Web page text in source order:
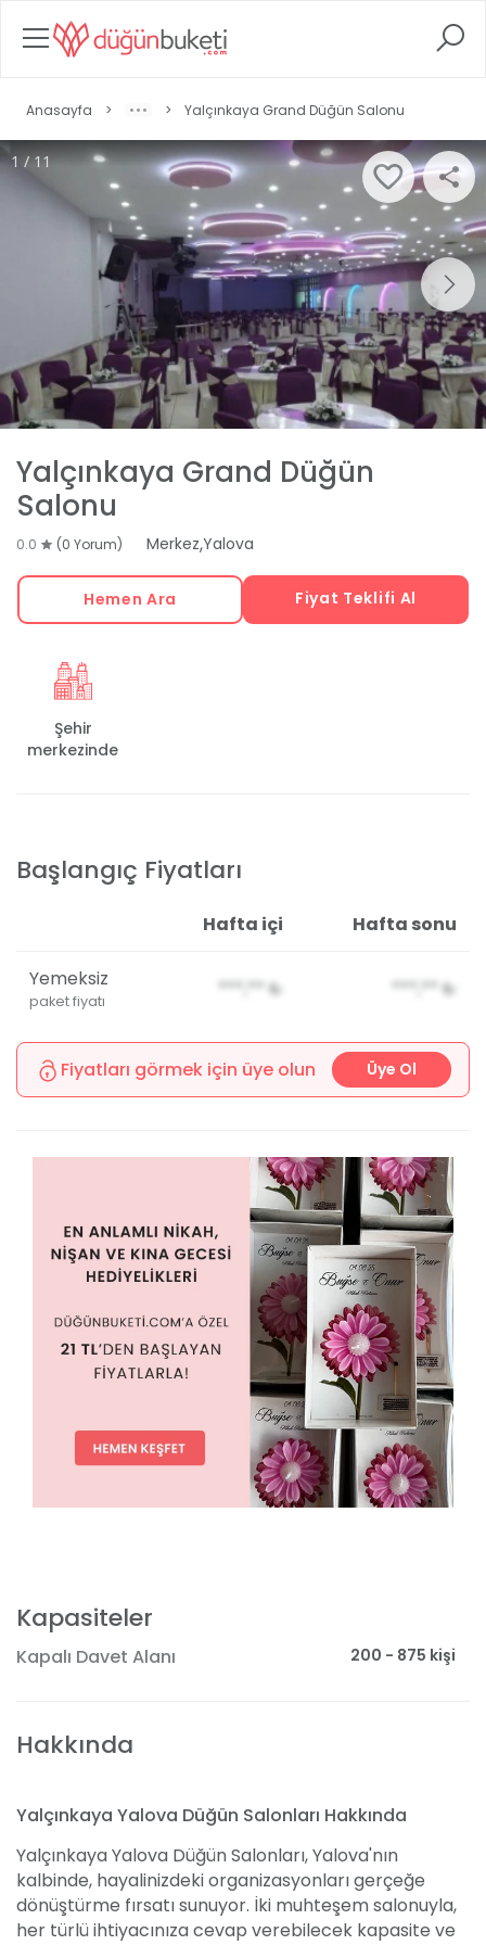
Anasayfa > > Yalçınkaya Grand Düğün Salonu
1 / 11
Yalçınkaya Grand Düğün
Salonu
0.0 (0 Yorum) Merkez,Yalova
Hemen Ara Fiyat Teklifi Al
Şehir
merkezinde
Başlangıç Fiyatları
Hafta içi Hafta sonu
Yemeksiz
paket fiyatı
***,** ₺ ***,** ₺
Fiyatları görmek için üye olun Üye Ol
Kapasiteler
Kapalı Davet Alanı 200 - 875 kişi
Hakkında
Yalçınkaya Yalova Düğün Salonları Hakkında
Yalçınkaya Yalova Düğün Salonları, Yalova'nın
kalbinde, hayalinizdeki organizasyonları gerçeğe
dönüştürme fırsatı sunuyor. İki muhteşem salonuyla,
her türlü ihtiyacınıza cevap verebilecek kapasite ve